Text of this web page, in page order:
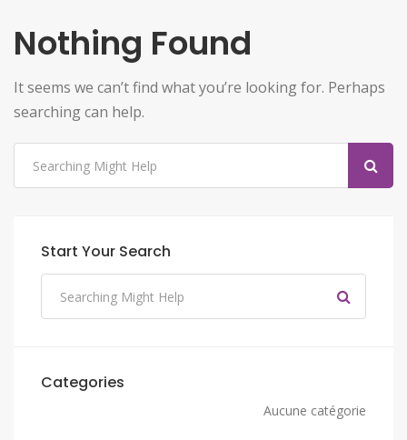
Nothing Found
It seems we can’t find what you’re looking for. Perhaps
searching can help.
Start Your Search
Categories
Aucune catégorie